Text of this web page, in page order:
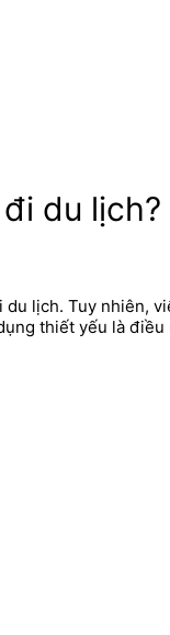
du lịch?
lịch. Tuy nhiên,
thiết yếu là